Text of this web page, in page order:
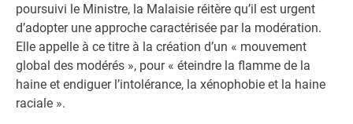
poursuivi le Ministre, la Malaisie réitère qu’il est urgent
d’adopter une approche caractérisée par la modération.
Elle appelle à ce titre à la création d’un « mouvement
global des modérés », pour « éteindre la flamme de la
haine et endiguer l’intolérance, la xénophobie et la haine
raciale ».